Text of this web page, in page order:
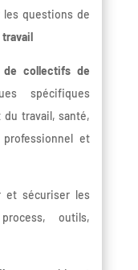
les questions de
de collectifs de
spécifiques
du travail, santé,
et
et sécuriser les
outils,